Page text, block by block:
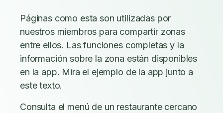
Páginas como esta son utilizadas por
nuestros miembros para compartir zonas
entre ellos. Las funciones completas y la
información sobre la zona están disponibles
en la app. Mira el ejemplo de la app junto a
este texto.
Consulta el menú de un restaurante cercano